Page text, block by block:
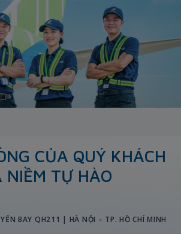
CỦA QUÝ KHÁCH
NIỀM TỰ HÀO
BAY QH211 | HÀ NỘI – TP. HỒ CHÍ MINH